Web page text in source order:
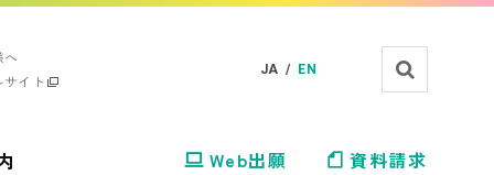
イト
JA / EN
Web出願 資料請求